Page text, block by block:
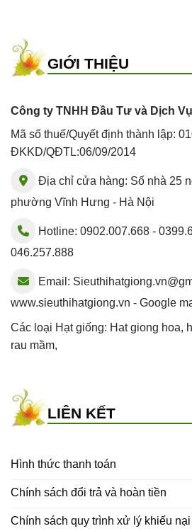
GIỚI THIỆU
Công ty TNHH Đầu Tư và Dịch
Mã số thuế/Quyết định thành lập:
ĐKKD/QĐTL:06/09/2014
Địa chỉ cửa hàng: Số nhà 25
phường Vĩnh Hưng - Hà Nội
Hotline: 0902.007.668 -
046.257.888
Email:
www.sieuthihatgiong.vn - Google
Các loại Hạt giống: Hat giong hoa,
rau mầm,
LIÊN KẾT
Hình thức thanh toán
Chính sách đổi trả và hoàn tiền
Chính sách quy trình xử lý khiếu nại